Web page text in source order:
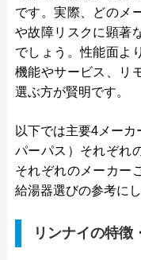
です。実際、どのメ
や故障リスクに顕著
でしょう。性能面よ
機能やサービス、リ
選ぶ方が賢明です。
以下では主要4メーカ
パーパス）それぞれ
それぞれのメーカー
給湯器選びの参考に
リンナイの特徴